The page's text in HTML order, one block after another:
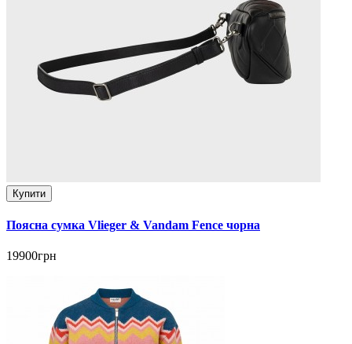
Купити
Поясна сумка Vlieger & Vandam Fence чорна
19900грн